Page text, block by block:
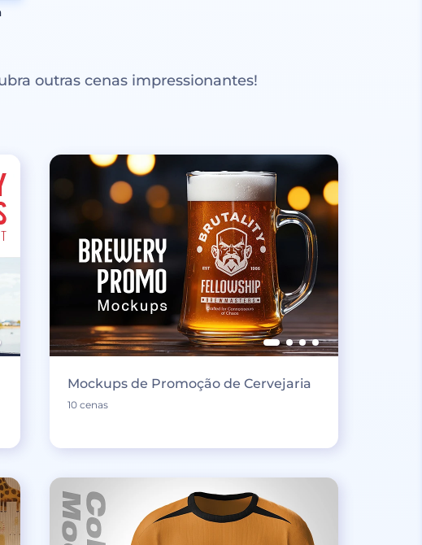
outras cenas impressionantes!
Mockups de Promoção de Cervejaria
10 cenas